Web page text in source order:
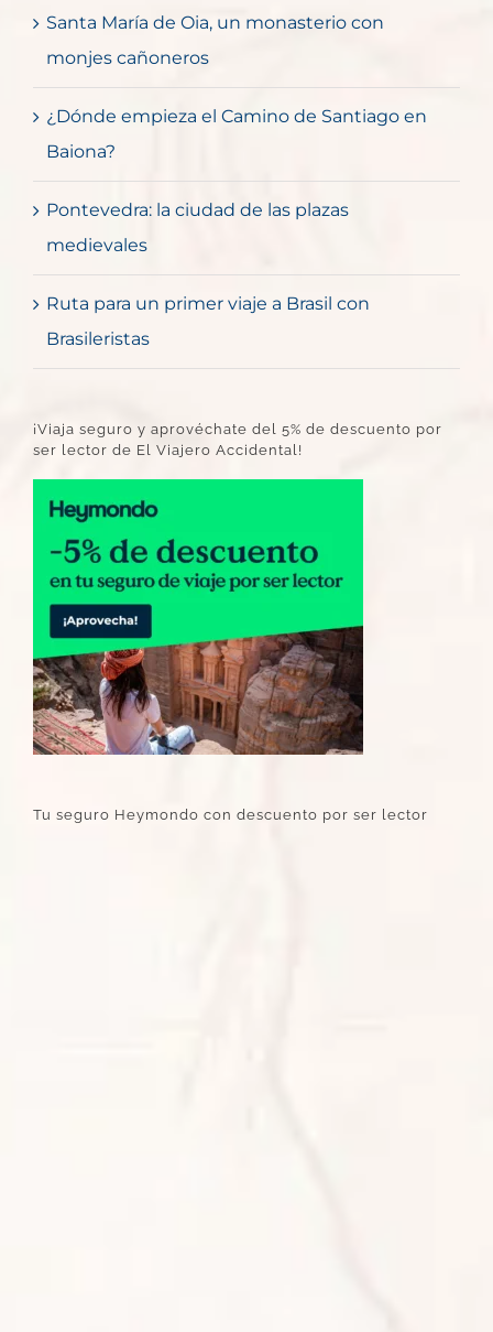
Santa María de Oia, un monasterio con
monjes cañoneros
¿Dónde empieza el Camino de Santiago en
Baiona?
Pontevedra: la ciudad de las plazas
medievales
Ruta para un primer viaje a Brasil con
Brasileristas
¡Viaja seguro y aprovéchate del 5% de descuento por
ser lector de El Viajero Accidental!
Tu seguro Heymondo con descuento por ser lector